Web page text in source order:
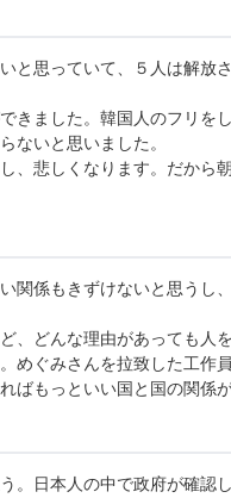
と思っていて、５人は解放
きました。韓国人のフリを
ないと思いました。
、悲しくなります。だから
関係もきずけないと思うし
、どんな理由があっても人
めぐみさんを拉致した工作
もっといい国と国の関係が
。日本人の中で政府が確認